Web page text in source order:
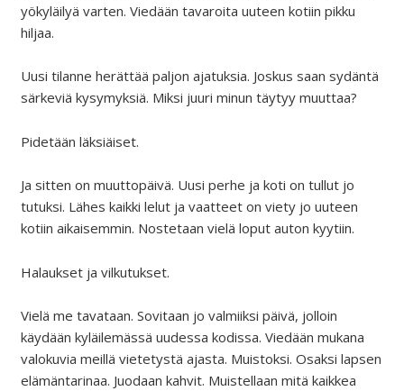
yökyläilyä varten. Viedään tavaroita uuteen kotiin pikku
hiljaa.
Uusi tilanne herättää paljon ajatuksia. Joskus saan sydäntä
särkeviä kysymyksiä. Miksi juuri minun täytyy muuttaa?
Pidetään läksiäiset.
Ja sitten on muuttopäivä. Uusi perhe ja koti on tullut jo
tutuksi. Lähes kaikki lelut ja vaatteet on viety jo uuteen
kotiin aikaisemmin. Nostetaan vielä loput auton kyytiin.
Halaukset ja vilkutukset.
Vielä me tavataan. Sovitaan jo valmiiksi päivä, jolloin
käydään kyläilemässä uudessa kodissa. Viedään mukana
valokuvia meillä vietetystä ajasta. Muistoksi. Osaksi lapsen
elämäntarinaa. Juodaan kahvit. Muistellaan mitä kaikkea